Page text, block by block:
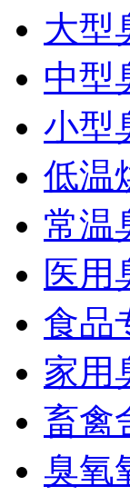
大型
中型
小型
低温
常温
医用
食品
家用
畜禽
臭氧